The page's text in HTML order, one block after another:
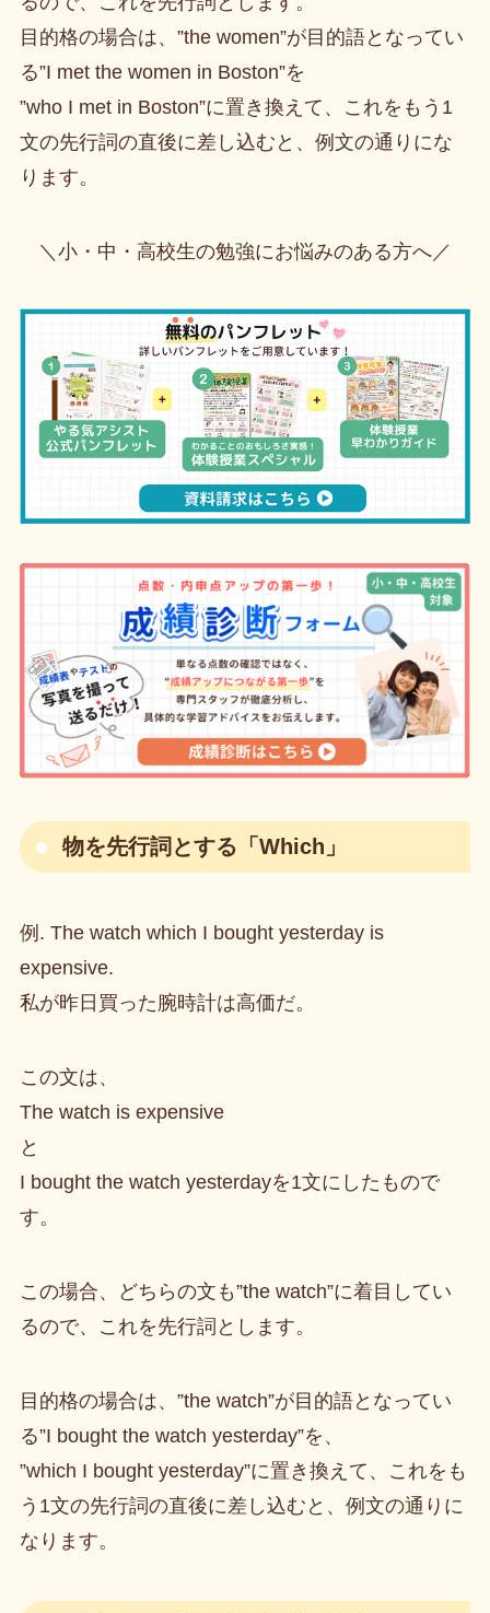
目的格の場合は、”the women”が目的語となってい
る”I met the women in Boston”を
”who I met in Boston”に置き換えて、これをもう1
文の先行詞の直後に差し込むと、例文の通りにな
ります。
＼小・中・高校生の勉強にお悩みのある方へ／
物を先行詞とする「Which」
例. The watch which I bought yesterday is
expensive.
私が昨日買った腕時計は高価だ。
この文は、
The watch is expensive
と
I bought the watch yesterdayを1文にしたもので
す。
この場合、どちらの文も”the watch”に着目してい
るので、これを先行詞とします。
目的格の場合は、”the watch”が目的語となってい
る”I bought the watch yesterday”を、
”which I bought yesterday”に置き換えて、これをも
う1文の先行詞の直後に差し込むと、例文の通りに
なります。